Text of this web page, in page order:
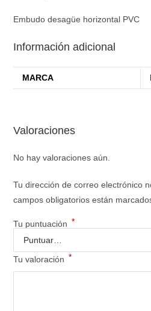
Embudo desagüe horizontal PVC
Información adicional
MARCA
Valoraciones
No hay valoraciones aún.
Tu dirección de correo electrónico
campos obligatorios están
Tu puntuación *
Tu valoración *